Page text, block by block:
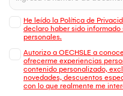
He leído la Política de
declaro haber sido
personales.
Autorizo a OECHSLE a
ofrecerme experiencias
contenido personalizado,
novedades, descuentos
con lo que realmente me